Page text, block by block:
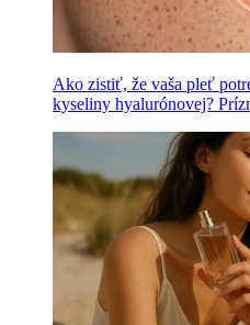
Ako zistiť, že vaša pleť
kyseliny hyalurónovej?